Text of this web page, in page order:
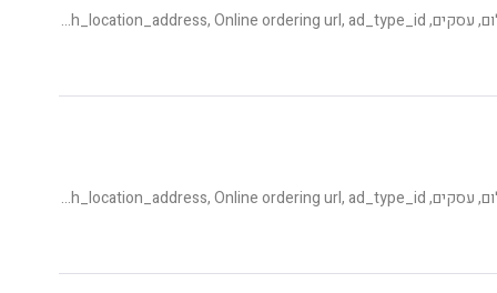
צלמים וסטודיו לצילום, עסקים, Category, publishing_status, shemesh_location_address, Online ordering url, ad_type_id
צלמים וסטודיו לצילום, עסקים, Category, publishing_status, shemesh_location_address, Online ordering url, ad_type_id